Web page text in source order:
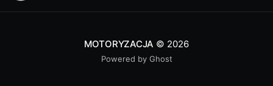
MOTORYZACJA © 2026
Powered by Ghost